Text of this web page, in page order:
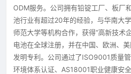
ODM服务。公司拥有铅锭工厂、板厂
池行业有超过20年的经验，与华南大
师范大学等机构合作，获得“高新技术
电池在全球注册，并在中国、欧洲、
发明专利。公司通过了ISO9001质量
环境体系认证、AS18001职业健康安